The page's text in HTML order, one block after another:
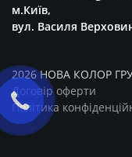
м.Київ,
вул. Василя
2026 НОВА КОЛОР
Договір оферти
Політика